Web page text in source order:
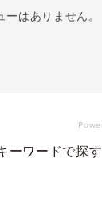
ーはありません。
ーワードで探す